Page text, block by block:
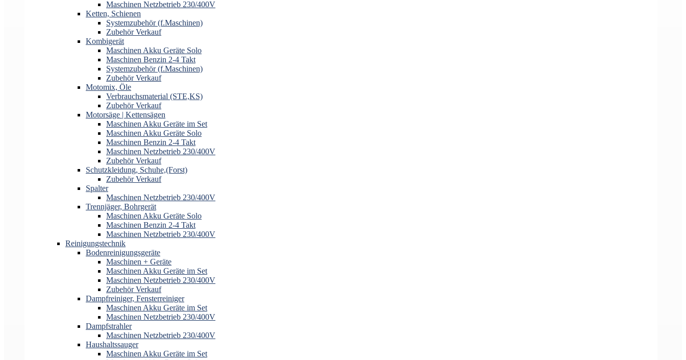
Maschinen Netzbetrieb 230/400V
Ketten, Schienen
Systemzubehör (f.Maschinen)
Zubehör Verkauf
Kombigerät
Maschinen Akku Geräte Solo
Maschinen Benzin 2-4 Takt
Systemzubehör (f.Maschinen)
Zubehör Verkauf
Motomix, Öle
Verbrauchsmaterial (STE,KS)
Zubehör Verkauf
Motorsäge | Kettensägen
Maschinen Akku Geräte im Set
Maschinen Akku Geräte Solo
Maschinen Benzin 2-4 Takt
Maschinen Netzbetrieb 230/400V
Zubehör Verkauf
Schutzkleidung, Schuhe,(Forst)
Zubehör Verkauf
Spalter
Maschinen Netzbetrieb 230/400V
Trennjäger, Bohrgerät
Maschinen Akku Geräte Solo
Maschinen Benzin 2-4 Takt
Maschinen Netzbetrieb 230/400V
Reinigungstechnik
Bodenreinigungsgeräte
Maschinen + Geräte
Maschinen Akku Geräte im Set
Maschinen Netzbetrieb 230/400V
Zubehör Verkauf
Dampfreiniger, Fensterreiniger
Maschinen Akku Geräte im Set
Maschinen Netzbetrieb 230/400V
Dampfstrahler
Maschinen Netzbetrieb 230/400V
Haushaltssauger
Maschinen Akku Geräte im Set